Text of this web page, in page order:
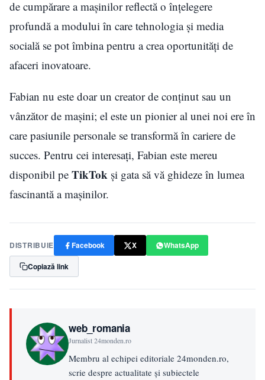
de cumpărare a mașinilor reflectă o înțelegere
profundă a modului în care tehnologia și media
socială se pot îmbina pentru a crea oportunități de
afaceri inovatoare.
Fabian nu este doar un creator de conținut sau un
vânzător de mașini; el este un pionier al unei noi ere în
care pasiunile personale se transformă în cariere de
succes. Pentru cei interesați, Fabian este mereu
disponibil pe TikTok și gata să vă ghideze în lumea
fascinantă a mașinilor.
DISTRIBUIE Facebook X
WhatsApp
Copiază link
web_romania
Jurnalist 24monden.ro
Membru al echipei editoriale 24monden.ro,
scrie despre actualitate și subiectele